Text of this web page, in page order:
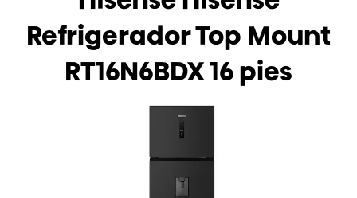
Refrigerador Top Mount
RT16N6BDX 16 pies